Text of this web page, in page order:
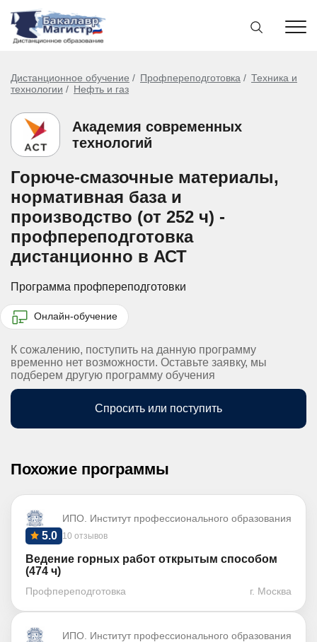
Дистанционное обучение Профпереподготовка
Техника и
технологии
Нефть и газ
Академия современных
технологий
Горюче-смазочные материалы,
нормативная база и
производство (от 252 ч) -
профпереподготовка
дистанционно в АСТ
Программа профпереподготовки
Онлайн-обучение
К сожалению, поступить на данную программу
временно нет возможности. Оставьте заявку, мы
подберем другую программу обучения
Спросить или поступить
Похожие программы
ИПО. Институт профессионального образования
10 отзывов
5.0
Ведение горных работ открытым способом
(474 ч)
Профпереподготовка г. Москва
ИПО. Институт профессионального образования